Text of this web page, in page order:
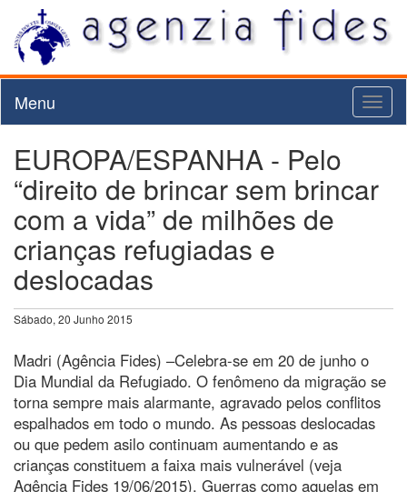
Menu
EUROPA/ESPANHA - Pelo
“direito de brincar sem brincar
com a vida” de milhões de
crianças refugiadas e
deslocadas
Sábado, 20 Junho 2015
Madri (Agência Fides) –Celebra-se em 20 de junho o
Dia Mundial da Refugiado. O fenômeno da migração se
torna sempre mais alarmante, agravado pelos conflitos
espalhados em todo o mundo. As pessoas deslocadas
ou que pedem asilo continuam aumentando e as
crianças constituem a faixa mais vulnerável (veja
Agência Fides 19/06/2015). Guerras como aquelas em